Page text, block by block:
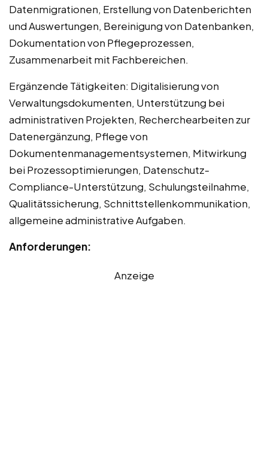
Datenmigrationen, Erstellung von Datenberichten
und Auswertungen, Bereinigung von Datenbanken,
Dokumentation von Pflegeprozessen,
Zusammenarbeit mit Fachbereichen.
Ergänzende Tätigkeiten: Digitalisierung von
Verwaltungsdokumenten, Unterstützung bei
administrativen Projekten, Recherchearbeiten zur
Datenergänzung, Pflege von
Dokumentenmanagementsystemen, Mitwirkung
bei Prozessoptimierungen, Datenschutz-
Compliance-Unterstützung, Schulungsteilnahme,
Qualitätssicherung, Schnittstellenkommunikation,
allgemeine administrative Aufgaben.
Anforderungen:
Anzeige